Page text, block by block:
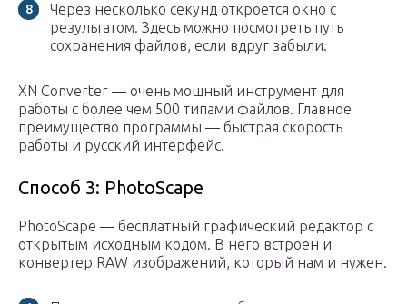
Через несколько секунд откроется окно с
результатом. Здесь можно посмотреть путь
сохранения файлов, если вдруг забыли.
XN Converter — очень мощный инструмент для
работы с более чем 500 типами файлов. Главное
преимущество программы — быстрая скорость
работы и русский интерфейс.
Способ 3: PhotoScape
PhotoScape — бесплатный графический редактор с
открытым исходным кодом. В него встроен и
конвертер RAW изображений, который нам и нужен.